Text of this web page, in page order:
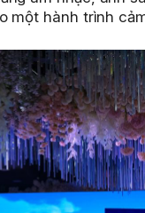
một hành trình